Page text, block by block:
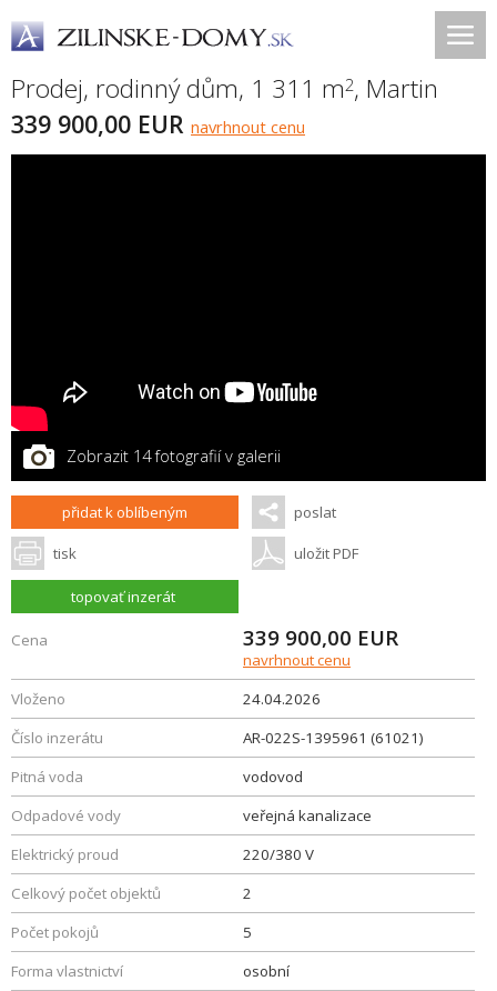
Prodej, rodinný dům, 1 311 m2, Martin
339 900,00 EUR navrhnout cenu
Zobrazit 14 fotografií v galerii
přidat k oblíbeným poslat
tisk uložit PDF
topovať inzerát
Cena 339 900,00 EUR
navrhnout cenu
Vloženo
24.04.2026
Číslo inzerátu
AR-022S-1395961 (61021)
Pitná voda
vodovod
Odpadové vody
veřejná kanalizace
Elektrický proud
220/380 V
Celkový počet objektů
2
Počet pokojů
5
Forma vlastnictví
osobní